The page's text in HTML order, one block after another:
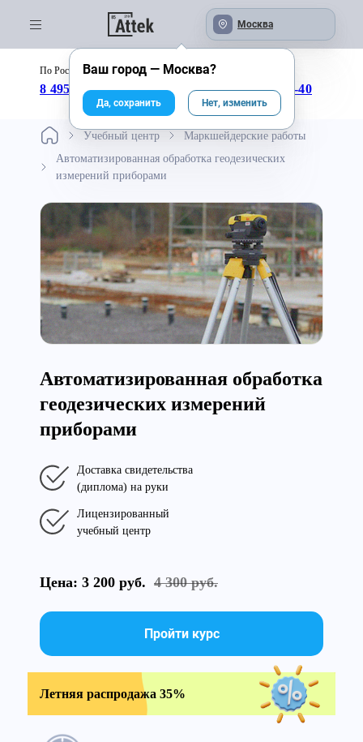
Москва
По России бесплатно:
8 495 246-04-43 8 800 333-25-40
Учебный центр
Маркшейдерские работы
Автоматизированная обработка геодезических
измерений приборами
Автоматизированная обработка
геодезических измерений
приборами
Доставка свидетельства
(диплома) на руки
Лицензированный
учебный центр
Цена: 3 200 руб. 4 300 руб.
Пройти курс
Летняя распродажа 35%
Ваш город — Москва?
Да, сохранить Нет, изменить